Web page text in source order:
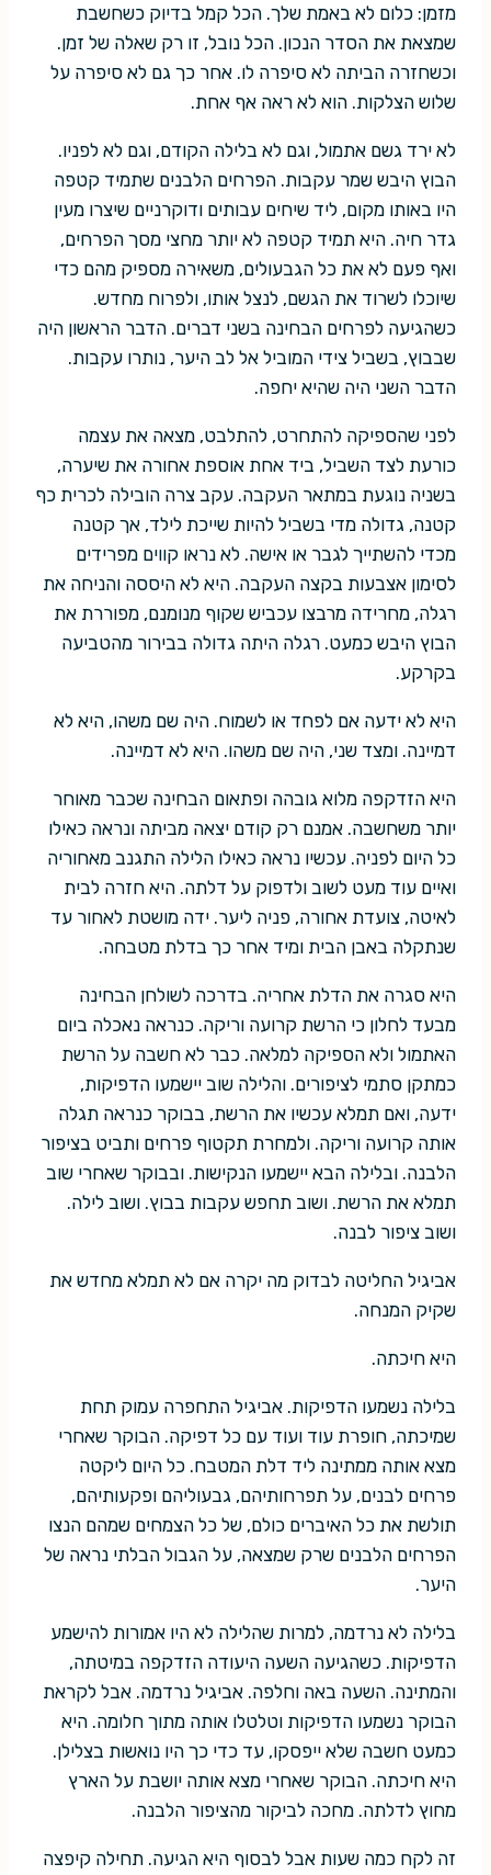
מזמן: כלום לא באמת שלך. הכל קמל בדיוק כשחשבת
שמצאת את הסדר הנכון. הכל נובל, זו רק שאלה של זמן.
וכשחזרה הביתה לא סיפרה לו. אחר כך גם לא סיפרה על
שלוש הצלקות. הוא לא ראה אף אחת.
לא ירד גשם אתמול, וגם לא בלילה הקודם, וגם לא לפניו.
הבוץ היבש שמר עקבות. הפרחים הלבנים שתמיד קטפה
היו באותו מקום, ליד שיחים עבותים ודוקרניים שיצרו מעין
גדר חיה. היא תמיד קטפה לא יותר מחצי מסך הפרחים,
ואף פעם לא את כל הגבעולים, משאירה מספיק מהם כדי
שיוכלו לשרוד את הגשם, לנצל אותו, ולפרוח מחדש.
כשהגיעה לפרחים הבחינה בשני דברים. הדבר הראשון היה
שבבוץ, בשביל צידי המוביל אל לב היער, נותרו עקבות.
הדבר השני היה שהיא יחפה.
לפני שהספיקה להתחרט, להתלבט, מצאה את עצמה
כורעת לצד השביל, ביד אחת אוספת אחורה את שיערה,
בשניה נוגעת במתאר העקבה. עקב צרה הובילה לכרית כף
קטנה, גדולה מדי בשביל להיות שייכת לילד, אך קטנה
מכדי להשתייך לגבר או אישה. לא נראו קווים מפרידים
לסימון אצבעות בקצה העקבה. היא לא היססה והניחה את
רגלה, מחרידה מרבצו עכביש שקוף מנומנם, מפוררת את
הבוץ היבש כמעט. רגלה היתה גדולה בבירור מהטביעה
בקרקע.
היא לא ידעה אם לפחד או לשמוח. היה שם משהו, היא לא
דמיינה. ומצד שני, היה שם משהו. היא לא דמיינה.
היא הזדקפה מלוא גובהה ופתאום הבחינה שכבר מאוחר
יותר משחשבה. אמנם רק קודם יצאה מביתה ונראה כאילו
כל היום לפניה. עכשיו נראה כאילו הלילה התגנב מאחוריה
ואיים עוד מעט לשוב ולדפוק על דלתה. היא חזרה לבית
לאיטה, צועדת אחורה, פניה ליער. ידה מושטת לאחור עד
שנתקלה באבן הבית ומיד אחר כך בדלת מטבחה.
היא סגרה את הדלת אחריה. בדרכה לשולחן הבחינה
מבעד לחלון כי הרשת קרועה וריקה. כנראה נאכלה ביום
האתמול ולא הספיקה למלאה. כבר לא חשבה על הרשת
כמתקן סתמי לציפורים. והלילה שוב יישמעו הדפיקות,
ידעה, ואם תמלא עכשיו את הרשת, בבוקר כנראה תגלה
אותה קרועה וריקה. ולמחרת תקטוף פרחים ותביט בציפור
הלבנה. ובלילה הבא יישמעו הנקישות. ובבוקר שאחרי שוב
תמלא את הרשת. ושוב תחפש עקבות בבוץ. ושוב לילה.
ושוב ציפור לבנה.
אביגיל החליטה לבדוק מה יקרה אם לא תמלא מחדש את
שקיק המנחה.
היא חיכתה.
בלילה נשמעו הדפיקות. אביגיל התחפרה עמוק תחת
שמיכתה, חופרת עוד ועוד עם כל דפיקה. הבוקר שאחרי
מצא אותה ממתינה ליד דלת המטבח. כל היום ליקטה
פרחים לבנים, על תפרחותיהם, גבעוליהם ופקעותיהם,
תולשת את כל האיברים כולם, של כל הצמחים שמהם הנצו
הפרחים הלבנים שרק שמצאה, על הגבול הבלתי נראה של
היער.
בלילה לא נרדמה, למרות שהלילה לא היו אמורות להישמע
הדפיקות. כשהגיעה השעה היעודה הזדקפה במיטתה,
והמתינה. השעה באה וחלפה. אביגיל נרדמה. אבל לקראת
הבוקר נשמעו הדפיקות וטלטלו אותה מתוך חלומה. היא
כמעט חשבה שלא ייפסקו, עד כדי כך היו נואשות בצלילן.
היא חיכתה. הבוקר שאחרי מצא אותה יושבת על הארץ
מחוץ לדלתה. מחכה לביקור מהציפור הלבנה.
זה לקח כמה שעות אבל לבסוף היא הגיעה. תחילה קיפצה